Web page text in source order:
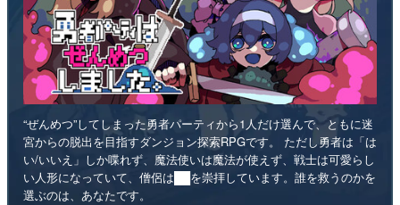
“ぜんめつ”してしまった勇者パーティから1人だけ選んで、ともに迷
宮からの脱出を目指すダンジョン探索RPGです。 ただし勇者は「は
い/いいえ」しか喋れず、魔法使いは魔法が使えず、戦士は可愛らし
い人形になっていて、僧侶は██を崇拝しています。誰を救うのかを
選ぶのは、あなたです。